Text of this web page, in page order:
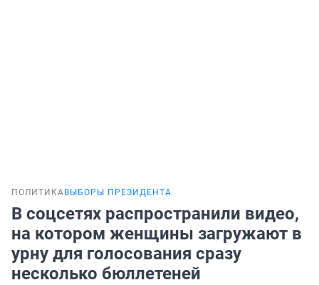
ПОЛИТИКА ВЫБОРЫ ПРЕЗИДЕНТА
В соцсетях распространили видео,
на котором женщины загружают в
урну для голосования сразу
несколько бюллетеней